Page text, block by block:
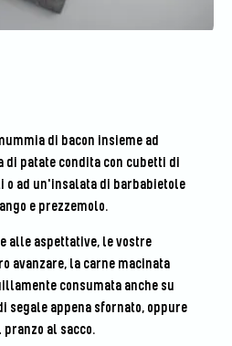
di bacon insieme ad
di patate condita con cubetti di
o ad un'insalata di barbabietole
e prezzemolo.
alle aspettative, le vostre
avanzare, la carne macinata
consumata anche su
segale appena sfornato, oppure
al sacco.